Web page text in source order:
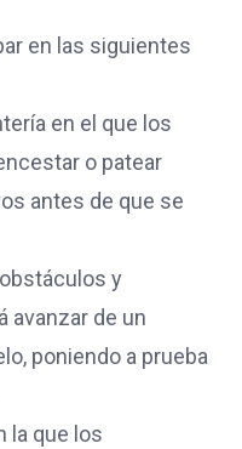
en las siguientes
en el que los
o patear
antes de que se
y
avanzar de un
poniendo a prueba
la que los